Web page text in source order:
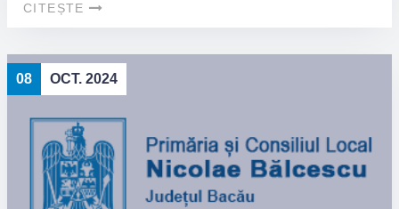
CITEȘTE
08 OCT. 2024